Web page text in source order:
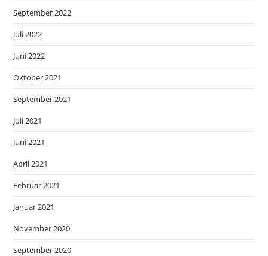
September 2022
Juli 2022
Juni 2022
Oktober 2021
September 2021
Juli 2021
Juni 2021
April 2021
Februar 2021
Januar 2021
November 2020
September 2020